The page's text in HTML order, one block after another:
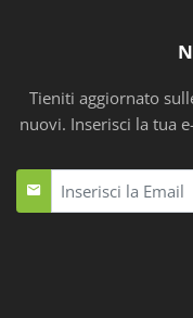
Tieniti aggiornato
nuovi. Inserisci la tua